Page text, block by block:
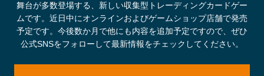
舞台が多数登場する、新しい収集型トレーディングカードゲー
ムです。近日中にオンラインおよびゲームショップ店舗で発売
予定です。今後数か月で他にも内容を追加予定ですので、ぜひ
公式SNSをフォローして最新情報をチェックしてください。